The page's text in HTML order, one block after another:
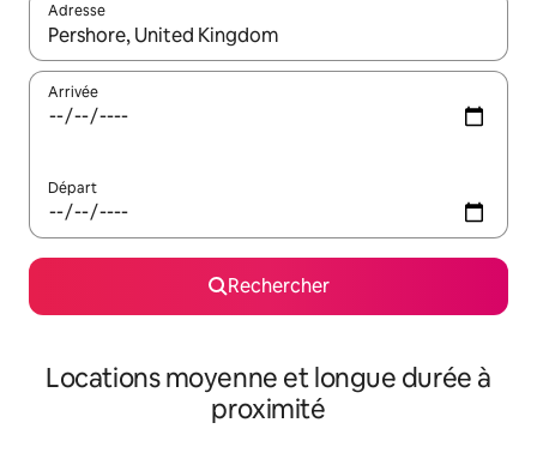
Adresse
Lorsque les résultats s'affichent, utilisez les flèches vers le
Arrivée
Départ
Rechercher
Locations moyenne et longue durée à
proximité